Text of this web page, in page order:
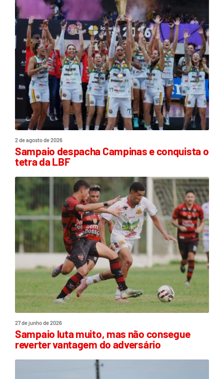
2 de agosto de 2026
Sampaio despacha Campinas e conquista o
tetra da LBF
27 de junho de 2026
Sampaio luta muito, mas não consegue
reverter vantagem do adversário